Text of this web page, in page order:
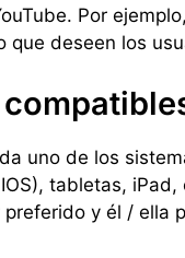
Por
que deseen los
uno de los
tabletas,
y él /